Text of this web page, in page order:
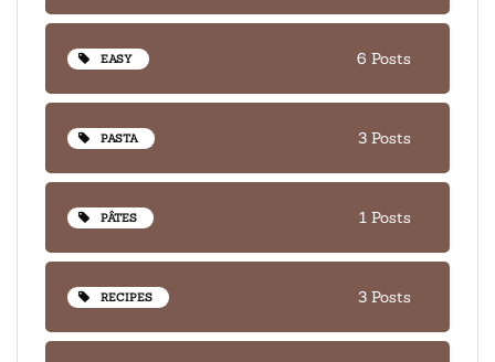
EASY 6 Posts
PASTA 3 Posts
PÂTES 1 Posts
RECIPES 3 Posts